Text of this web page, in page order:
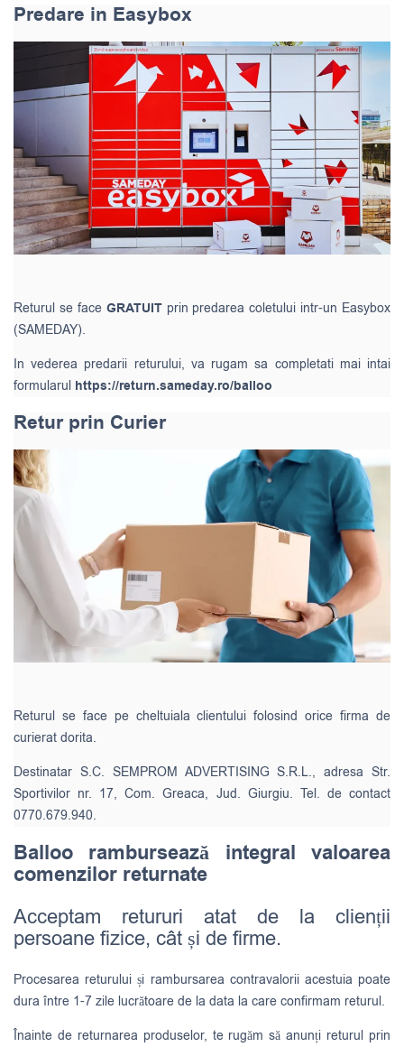
Predare in Easybox
Returul se face GRATUIT prin predarea coletului intr-un Easybox
(SAMEDAY).
In vederea predarii returului, va rugam sa completati mai intai
formularul https://return.sameday.ro/balloo
Retur prin Curier
Returul se face pe cheltuiala clientului folosind orice firma de
curierat dorita.
Destinatar S.C. SEMPROM ADVERTISING S.R.L., adresa Str.
Sportivilor nr. 17, Com. Greaca, Jud. Giurgiu. Tel. de contact
0770.679.940.
Balloo rambursează integral valoarea
comenzilor returnate
Acceptam retururi atat de la clienții
persoane fizice, cât și de firme.
Procesarea returului și rambursarea contravalorii acestuia poate
dura între 1-7 zile lucrătoare de la data la care confirmam returul.
Înainte de returnarea produselor, te rugăm să anunți returul prin